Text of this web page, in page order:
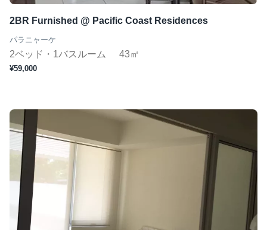
2BR Furnished @ Pacific Coast Residences
パラニャーケ
2ベッド・1バスルーム 43㎡
¥59,000